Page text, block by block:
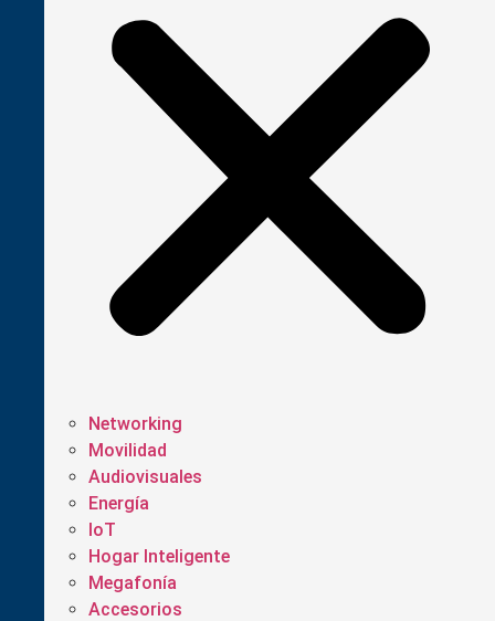
Networking
Movilidad
Audiovisuales
Energía
IoT
Hogar Inteligente
Megafonía
Accesorios